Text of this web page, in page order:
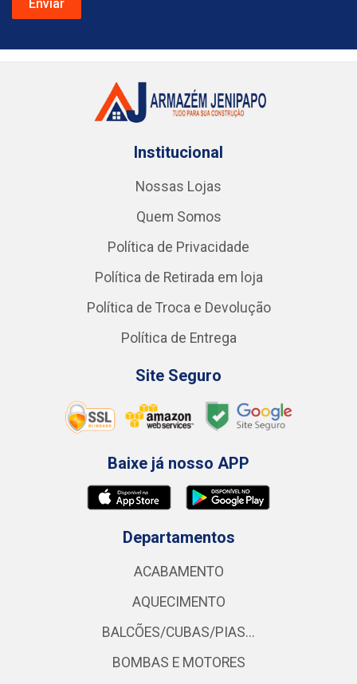
Institucional
Nossas Lojas
Quem Somos
Política de Privacidade
Política de Retirada em loja
Política de Troca e Devolução
Política de Entrega
Site Seguro
Baixe já nosso APP
Departamentos
ACABAMENTO
AQUECIMENTO
BALCÕES/CUBAS/PIAS...
BOMBAS E MOTORES